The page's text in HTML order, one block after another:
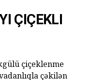
ÇIÇEKLI
çiçeklenme
çəkilən